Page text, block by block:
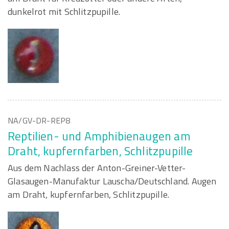
dunkelrot mit Schlitzpupille.
NA/GV-DR-REP8
Reptilien- und Amphibienaugen am
Draht, kupfernfarben, Schlitzpupille
Aus dem Nachlass der Anton-Greiner-Vetter-
Glasaugen-Manufaktur Lauscha/Deutschland. Augen
am Draht, kupfernfarben, Schlitzpupille.